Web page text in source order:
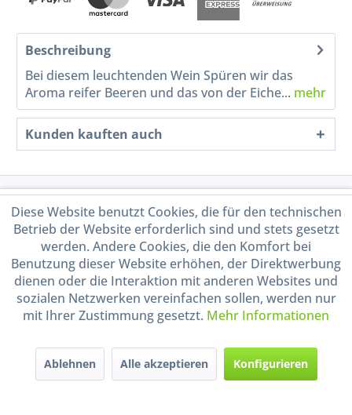
Beschreibung
Bei diesem leuchtenden Wein Spüren wir das
Aroma reifer Beeren und das von der Eiche... mehr
Kunden kauften auch
Service Hotline
Shop Service
Informationen
Handel mit BIO-Weinen
durch DE-ÖKO-009
Diese Website benutzt Cookies, die für den technischen
Betrieb der Website erforderlich sind und stets gesetzt
werden. Andere Cookies, die den Komfort bei
Benutzung dieser Website erhöhen, der Direktwerbung
dienen oder die Interaktion mit anderen Websites und
sozialen Netzwerken vereinfachen sollen, werden nur
mit Ihrer Zustimmung gesetzt. Mehr Informationen
Ablehnen Alle akzeptieren Konfigurieren